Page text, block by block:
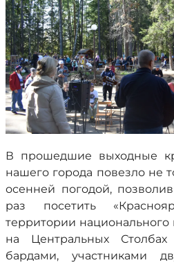
В прошедшие выходные
нашего города повезло не
осенней погодой,
раз посетить
территории национального
на Центральных
бардами, участниками